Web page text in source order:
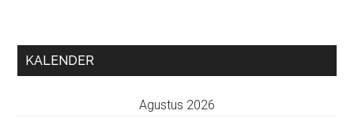
KALENDER
Agustus 2026